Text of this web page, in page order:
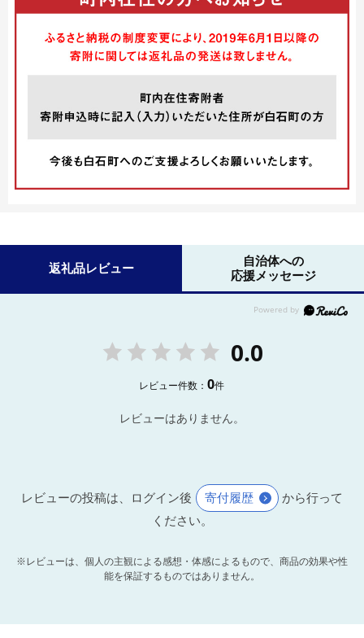
返礼品レビュー
自治体への
応援メッセージ
0.0
レビュー件数：0件
レビューはありません。
レビューの投稿は、ログイン後 寄付履歴
から行って
ください。
※レビューは、個人の主観による感想・体感によるもので、商品の効果や性
能を保証するものではありません。